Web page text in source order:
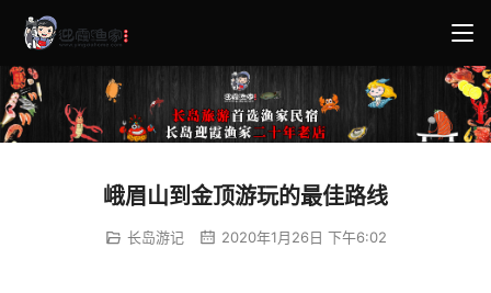
峨眉山到金顶游玩的最佳路线
长岛游记 2020年1月26日 下午6:02